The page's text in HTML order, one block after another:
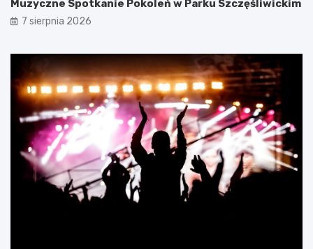
Muzyczne Spotkanie Pokoleń w Parku Szczęśliwickim
7 sierpnia 2026